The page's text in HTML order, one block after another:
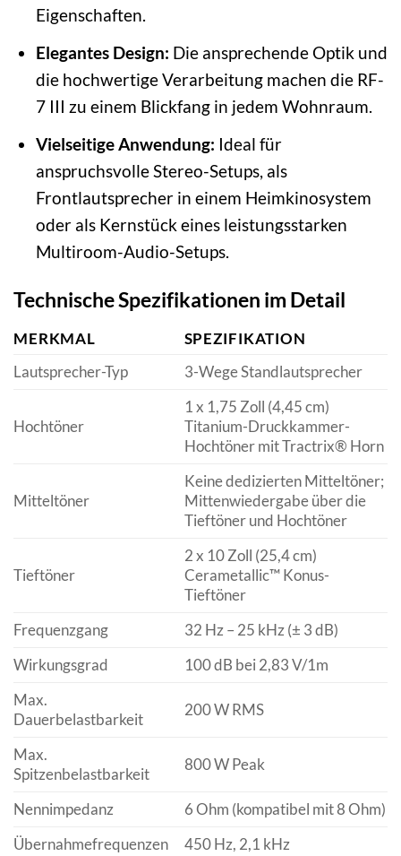
Eigenschaften.
Elegantes Design: Die ansprechende Optik und
die hochwertige Verarbeitung machen die RF-
7 III zu einem Blickfang in jedem Wohnraum.
Vielseitige Anwendung: Ideal für
anspruchsvolle Stereo-Setups, als
Frontlautsprecher in einem Heimkinosystem
oder als Kernstück eines leistungsstarken
Multiroom-Audio-Setups.
Technische Spezifikationen im Detail
MERKMAL
SPEZIFIKATION
Lautsprecher-Typ
3-Wege Standlautsprecher
Hochtöner
1 x 1,75 Zoll (4,45 cm)
Titanium-Druckkammer-
Hochtöner mit Tractrix® Horn
Mitteltöner
Keine dedizierten Mitteltöner;
Mittenwiedergabe über die
Tieftöner und Hochtöner
Tieftöner
2 x 10 Zoll (25,4 cm)
Cerametallic™ Konus-
Tieftöner
Frequenzgang
32 Hz – 25 kHz (± 3 dB)
Wirkungsgrad
100 dB bei 2,83 V/1m
Max.
Dauerbelastbarkeit
200 W RMS
Max.
Spitzenbelastbarkeit
800 W Peak
Nennimpedanz
6 Ohm (kompatibel mit 8 Ohm)
Übernahmefrequenzen
450 Hz, 2,1 kHz